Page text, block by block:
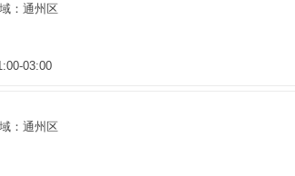
通州区
03:00
通州区